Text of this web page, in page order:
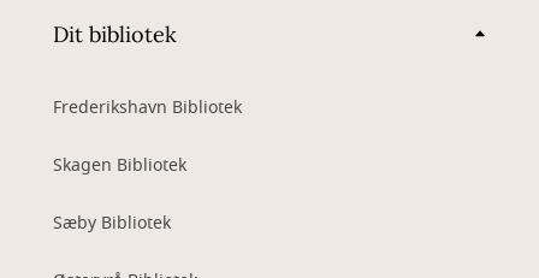
Dit bibliotek
Frederikshavn Bibliotek
Skagen Bibliotek
Sæby Bibliotek